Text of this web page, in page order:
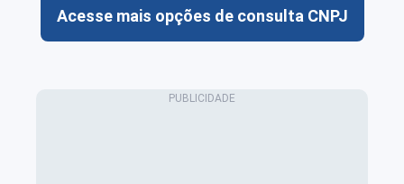
Acesse mais opções de consulta CNPJ